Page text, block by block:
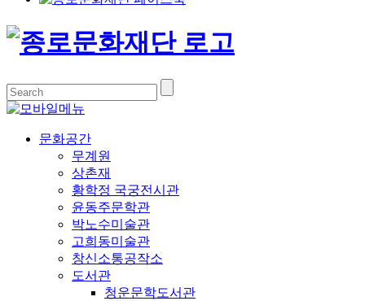
문화공간
무계원
상촌재
황학정 국궁전시관
윤동주문학관
박노수미술관
고희동미술관
창신소통공작소
도서관
청운문학도서관